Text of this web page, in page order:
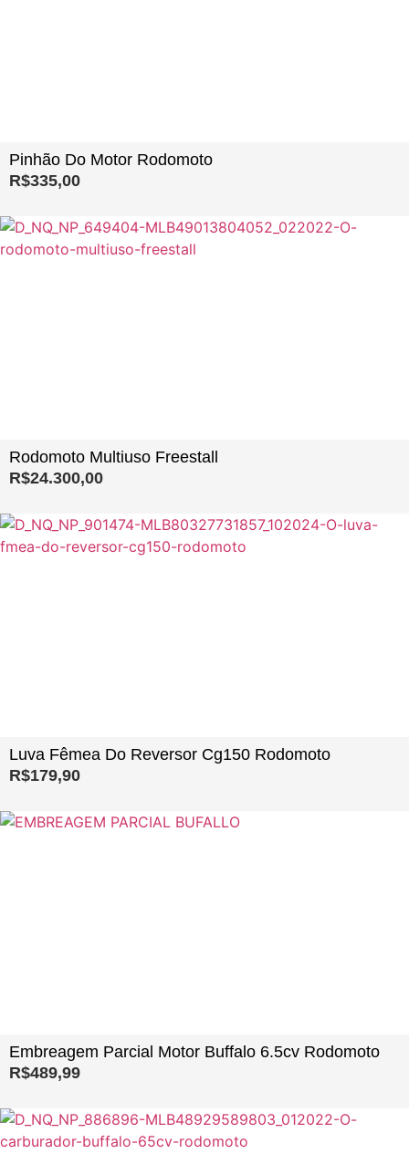
Pinhão Do Motor Rodomoto
R$335,00
Rodomoto Multiuso Freestall
R$24.300,00
Luva Fêmea Do Reversor Cg150 Rodomoto
R$179,90
Embreagem Parcial Motor Buffalo 6.5cv Rodomoto
R$489,99